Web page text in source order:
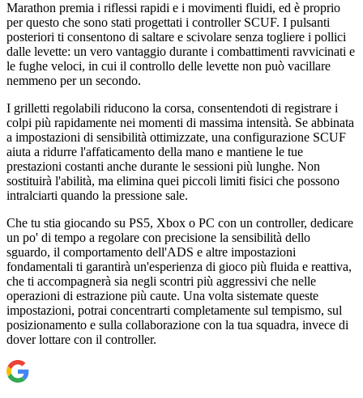
Marathon premia i riflessi rapidi e i movimenti fluidi, ed è proprio
per questo che sono stati progettati i controller SCUF. I pulsanti
posteriori ti consentono di saltare e scivolare senza togliere i pollici
dalle levette: un vero vantaggio durante i combattimenti ravvicinati e
le fughe veloci, in cui il controllo delle levette non può vacillare
nemmeno per un secondo.
I grilletti regolabili riducono la corsa, consentendoti di registrare i
colpi più rapidamente nei momenti di massima intensità. Se abbinata
a impostazioni di sensibilità ottimizzate, una configurazione SCUF
aiuta a ridurre l'affaticamento della mano e mantiene le tue
prestazioni costanti anche durante le sessioni più lunghe. Non
sostituirà l'abilità, ma elimina quei piccoli limiti fisici che possono
intralciarti quando la pressione sale.
Che tu stia giocando su PS5, Xbox o PC con un controller, dedicare
un po' di tempo a regolare con precisione la sensibilità dello
sguardo, il comportamento dell'ADS e altre impostazioni
fondamentali ti garantirà un'esperienza di gioco più fluida e reattiva,
che ti accompagnerà sia negli scontri più aggressivi che nelle
operazioni di estrazione più caute. Una volta sistemate queste
impostazioni, potrai concentrarti completamente sul tempismo, sul
posizionamento e sulla collaborazione con la tua squadra, invece di
dover lottare con il controller.